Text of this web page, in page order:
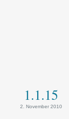
1.1.15
2. November 2010